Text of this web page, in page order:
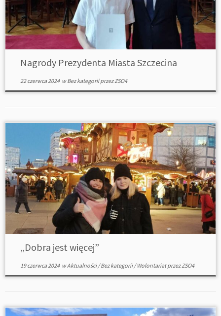
Nagrody Prezydenta Miasta Szczecina
22 czerwca 2024wBez kategoriiprzezZSO4
„Dobra jest więcej”
19 czerwca 2024wAktualności/Bez kategorii/WolontariatprzezZSO4